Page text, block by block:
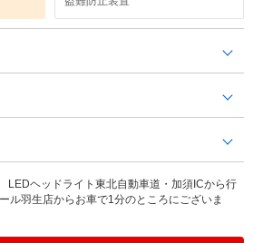
ヘッドライト東北自動車道・加須ICから行
ル羽生店からお車で1分のところにございま